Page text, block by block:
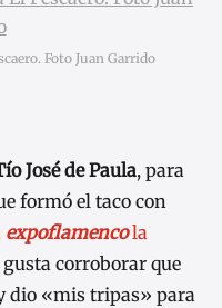
Foto Juan Garrido
José de Paula, para
formó el taco con
expoflamencola
gusta corroborar que
dio «mis tripas» para